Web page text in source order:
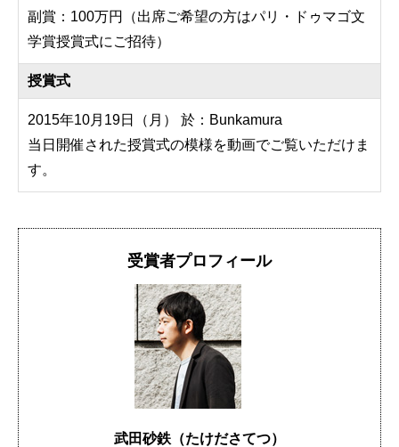
副賞：100万円（出席ご希望の方はパリ・ドゥマゴ文
学賞授賞式にご招待）
授賞式
2015年10月19日（月） 於：Bunkamura
当日開催された授賞式の模様を動画でご覧いただけま
す。
受賞者プロフィール
武田砂鉄（たけださてつ）